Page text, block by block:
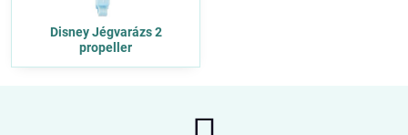
Disney Jégvarázs 2
propeller